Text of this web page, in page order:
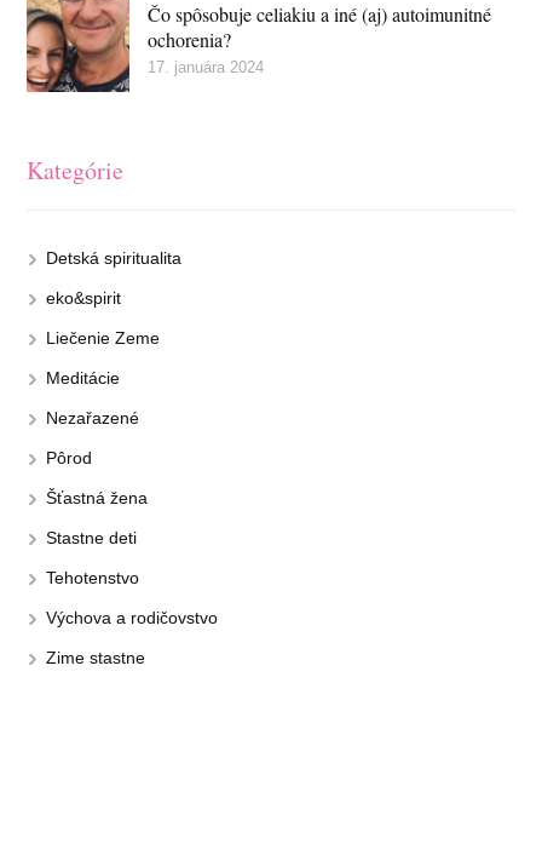
Čo spôsobuje celiakiu a iné (aj) autoimunitné
ochorenia?
17. januára 2024
Kategórie
Detská spiritualita
eko&spirit
Liečenie Zeme
Meditácie
Nezařazené
Pôrod
Šťastná žena
Stastne deti
Tehotenstvo
Výchova a rodičovstvo
Zime stastne